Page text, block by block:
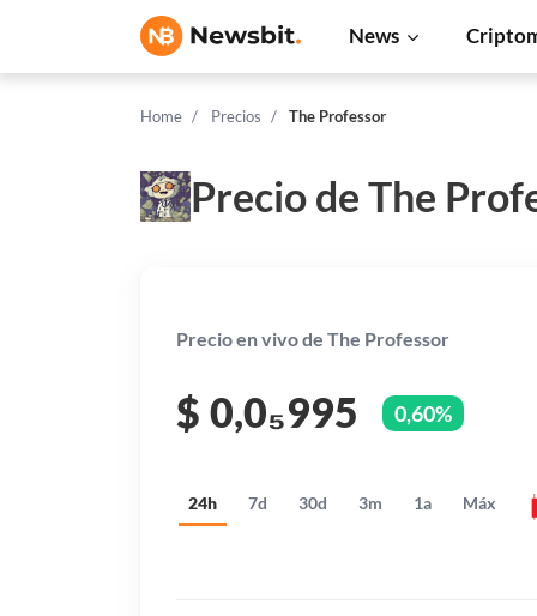
News
Home Precios The Professor
Precio de The
Precio en vivo de The Professor
$ 0,0₅995 0,60%
24h 7d 30d 3m 1a Máx